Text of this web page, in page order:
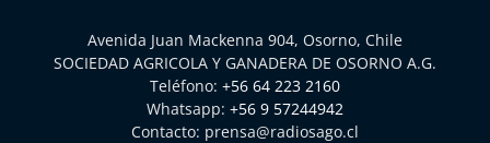
Avenida Juan Mackenna 904, Osorno, Chile
SOCIEDAD AGRICOLA Y GANADERA DE OSORNO A.G.
Teléfono: +56 64 223 2160
Whatsapp: +56 9 57244942
Contacto: prensa@radiosago.cl